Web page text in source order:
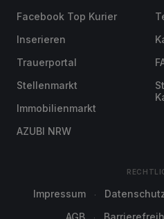
Facebook Top Kurier
Inserieren
Trauerportal
Stellenmarkt
Immobilienmarkt
AZUBI NRW
Impressum
AGB